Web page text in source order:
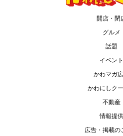
開店・閉
グルメ
話題
イベント
かわマガ
かわにしク
不動産
情報提供
広告・掲載の